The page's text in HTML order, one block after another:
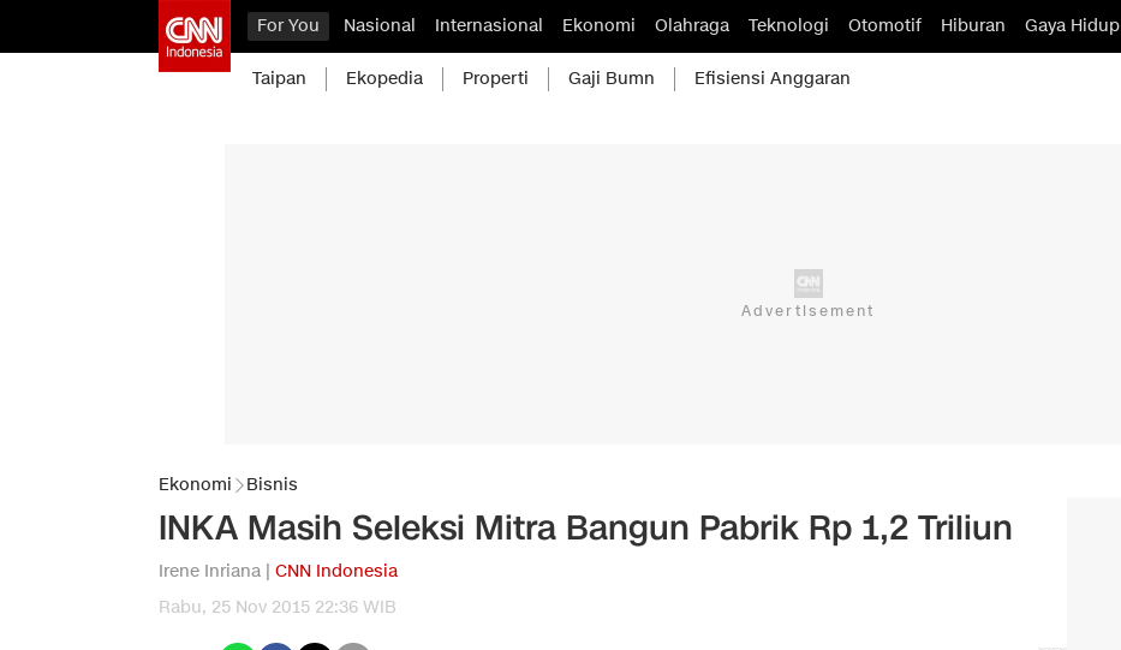
For You Nasional Internasional Ekonomi Olahraga Teknologi Otomotif Hiburan Gaya Hidup
Taipan Ekopedia Properti Gaji Bumn Efisiensi Anggaran
Ekonomi Bisnis
INKA Masih Seleksi Mitra Bangun Pabrik Rp 1,2 Triliun
Irene Inriana | CNN Indonesia
Rabu, 25 Nov 2015 22:36 WIB